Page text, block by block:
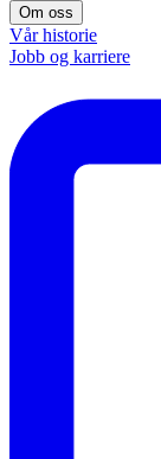
Om oss
Vår historie
Jobb og karriere